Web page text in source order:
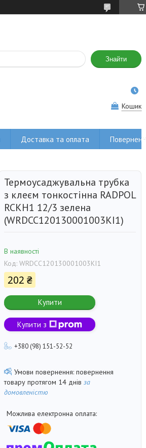
Знайти
Кошик
Доставка та оплата
Термоусаджувальна трубка
з клеєм тонкостінна RADPOL
RCKH1 12/3 зелена
(WRDCC120130001003KI1)
В наявності
Код: WRDCC120130001003KI1
202 ₴
Купити
Купити з
+380 (98) 151-52-52
повернення
товару протягом 14 днів за
домовленістю